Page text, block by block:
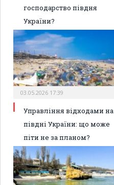
господарство півдня
України?
03.05.2026 17:39
Управління відходами на
півдні України: що може
піти не за планом?